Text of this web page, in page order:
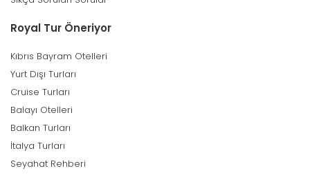
Royal Tur Öneriyor
Kıbrıs Bayram Otelleri
Yurt Dışı Turları
Cruise Turları
Balayı Otelleri
Balkan Turları
İtalya Turları
Seyahat Rehberi